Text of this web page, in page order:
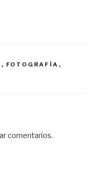
, FOTOGRAFÍA ,
comentarios.